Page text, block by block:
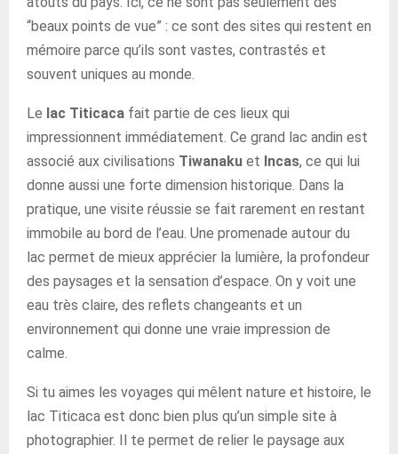
“beaux points de vue” : ce sont des sites qui restent en
mémoire parce qu’ils sont vastes, contrastés et
souvent uniques au monde.
Le lac Titicaca fait partie de ces lieux qui
impressionnent immédiatement. Ce grand lac andin est
associé aux civilisations Tiwanaku et Incas, ce qui lui
donne aussi une forte dimension historique. Dans la
pratique, une visite réussie se fait rarement en restant
immobile au bord de l’eau. Une promenade autour du
lac permet de mieux apprécier la lumière, la profondeur
des paysages et la sensation d’espace. On y voit une
eau très claire, des reflets changeants et un
environnement qui donne une vraie impression de
calme.
Si tu aimes les voyages qui mêlent nature et histoire, le
lac Titicaca est donc bien plus qu’un simple site à
photographier. Il te permet de relier le paysage aux